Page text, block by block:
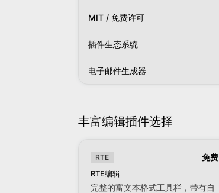
MIT / 免费许可
插件生态系统
电子邮件生成器
丰富编辑插件选择
RTE 免费
RTE编辑
完整的富文本格式工具栏，带有自